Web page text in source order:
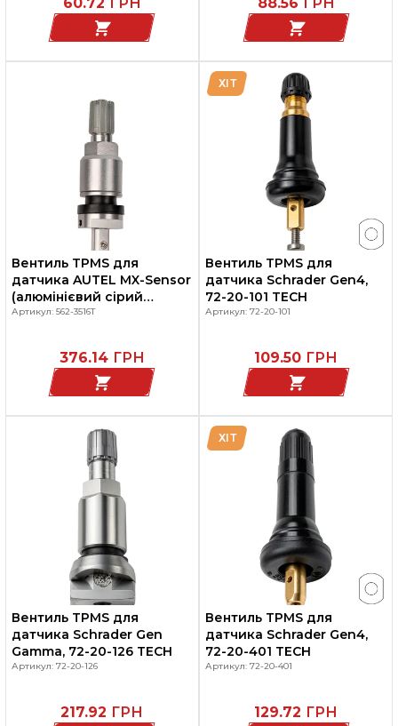
Вентиль TPMS для
датчика AUTEL MX-Sensor
(алюмінієвий сірий
клапан)
Артикул: 562-3516T
376.14 ГРН
ХІТ
Вентиль TPMS для
датчика Schrader Gen4,
72-20-101 TECH
Артикул: 72-20-101
109.50 ГРН
Вентиль TPMS для
датчика Schrader Gen
Gamma, 72-20-126 TECH
Артикул: 72-20-126
217.92 ГРН
ХІТ
Вентиль TPMS для
датчика Schrader Gen4,
72-20-401 TECH
Артикул: 72-20-401
129.72 ГРН